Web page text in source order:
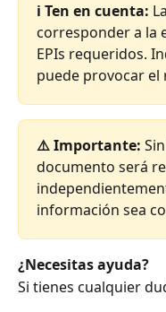
ℹ️ Ten en cuenta:
corresponder a la
EPIs requeridos.
puede provocar el
⚠️ Importante:
documento será
información sea
¿Necesitas ayuda?
Si tienes cualquier